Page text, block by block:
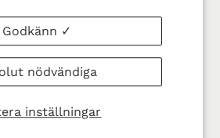
inställningar
Godkänn ✓
nödvändiga
djup kunskap om att lösa
bästa sätt.
inte möjlighet att sälja till
vänder oss enbart till företag.